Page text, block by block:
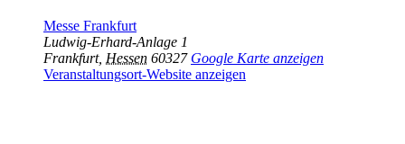
Messe Frankfurt
Ludwig-Erhard-Anlage 1
Frankfurt, Hessen 60327 Google Karte anzeigen
Veranstaltungsort-Website anzeigen